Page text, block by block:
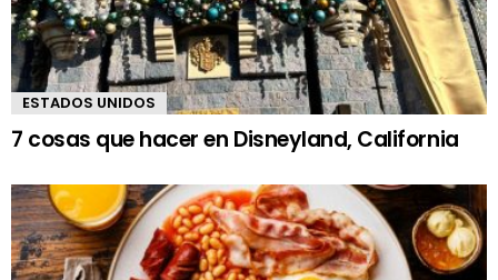
ESTADOS UNIDOS
7 cosas que hacer en Disneyland, California